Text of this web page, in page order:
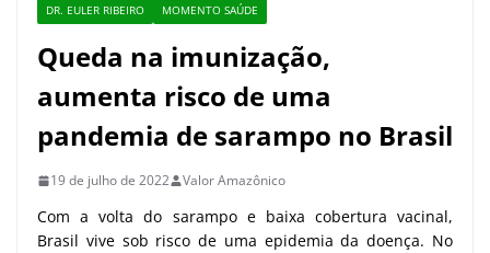
DR. EULER RIBEIRO MOMENTO SAÚDE
Queda na imunização,
aumenta risco de uma
pandemia de sarampo no Brasil
19 de julho de 2022 Valor Amazônico
Com a volta do sarampo e baixa cobertura vacinal,
Brasil vive sob risco de uma epidemia da doença. No